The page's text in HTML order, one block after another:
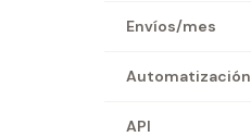
Envíos/mes
Automatización
API